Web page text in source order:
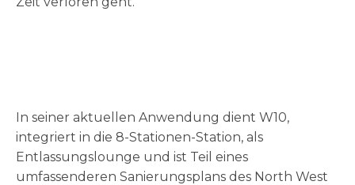
In seiner aktuellen Anwendung dient W10,
integriert in die 8-Stationen-Station, als
Entlassungslounge und ist Teil eines
umfassenderen Sanierungsplans des North West